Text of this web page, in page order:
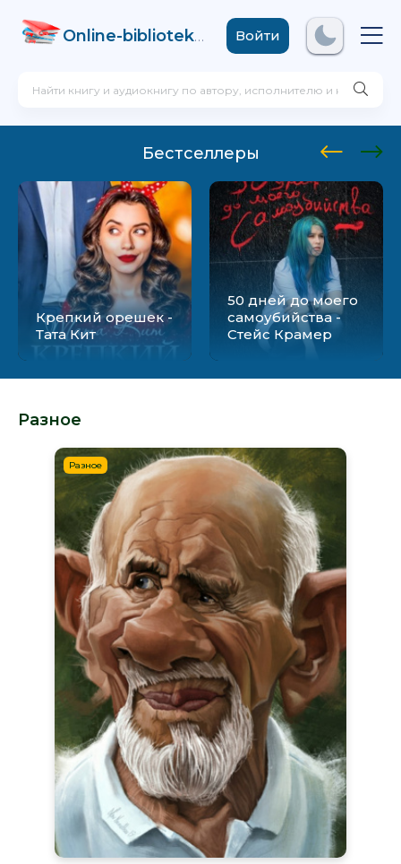
Online-biblioteka .comВойти
Бестселлеры
Крепкий орешек -
Тата Кит
50 дней до моего
самоубийства -
Стейс Крамер
Разное
Разное